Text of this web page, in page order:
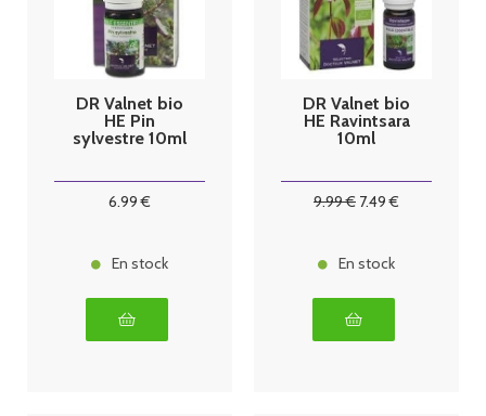
DR Valnet bio
HE Pin
sylvestre 10ml
6.99 €
En stock
DR Valnet bio
HE Ravintsara
10ml
9.99€ 7.49 €
En stock